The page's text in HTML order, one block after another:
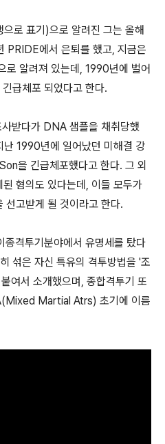
로 표기)으로 알려진 그는 올해
에서 은퇴를 했고, 지금은
로 알려져 있는데, 1990년에 벌어
급체포 되었다고 한다.
받다가 DNA 샘플을 채취당했
1990년에 일어났던 미해결 강
을 긴급체포했다고 한다. 그 외
혐의도 있다는데, 이들 모두가
고받게 될 것이라고 한다.
격투기분야에서 유명세를 탔다
섞은 자신 특유의 격투방법을 '조
여서 소개했으며, 종합격투기 또
Martial Atrs) 초기에 이름